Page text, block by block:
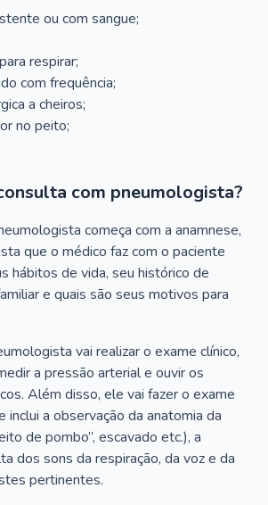
ou com sangue;
respirar;
com frequência;
a cheiros;
no peito;
com pneumologista?
começa com a anamnese,
que o médico faz com o paciente
hábitos de vida, seu histórico de
e quais são seus motivos para
vai realizar o exame clínico,
a pressão arterial e ouvir os
Além disso, ele vai fazer o exame
inclui a observação da anatomia da
de pombo”, escavado etc.), a
dos sons da respiração, da voz e da
pertinentes.